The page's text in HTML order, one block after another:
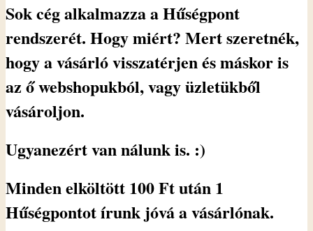
Sok cég alkalmazza a Hűségpont
rendszerét. Hogy miért? Mert szeretnék,
hogy a vásárló visszatérjen és máskor is
az ő webshopukból, vagy üzletükből
vásároljon.
Ugyanezért van nálunk is. :)
Minden elköltött 100 Ft után 1
Hűségpontot írunk jóvá a vásárlónak.